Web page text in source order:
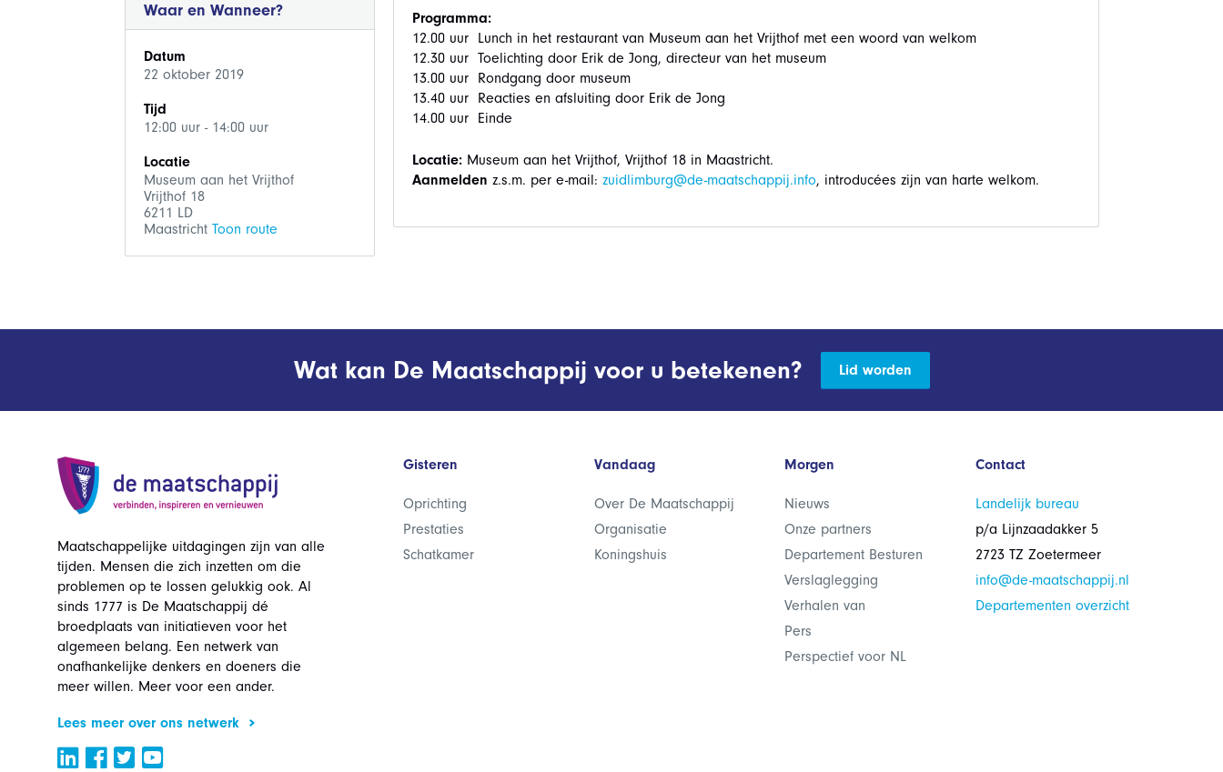
Waar en Wanneer?
Datum
22 oktober 2019
Tijd
12:00 uur - 14:00 uur
Locatie
Museum aan het Vrijthof
Vrijthof 18
6211 LD
Maastricht Toon route
Programma:
12.00 uur Lunch in het restaurant van Museum aan het Vrijthof met een woord van welkom
12.30 uur Toelichting door Erik de Jong, directeur van het museum
13.00 uur Rondgang door museum
13.40 uur Reacties en afsluiting door Erik de Jong
14.00 uur Einde
Locatie:Museum aan het Vrijthof, Vrijthof 18 in Maastricht.
Aanmelden z.s.m. per e-mail: zuidlimburg@de-maatschappij.info, introducées zijn van harte welkom.
Wat kan De Maatschappij voor u betekenen? Lid worden
Maatschappelijke uitdagingen zijn van alle
tijden. Mensen die zich inzetten om die
problemen op te lossen gelukkig ook. Al
sinds 1777 is De Maatschappij dé
broedplaats van initiatieven voor het
algemeen belang. Een netwerk van
onafhankelijke denkers en doeners die
meer willen. Meer voor een ander.
Lees meer over ons netwerk
Gisteren
Oprichting
Prestaties
Schatkamer
Vandaag
Over De Maatschappij
Organisatie
Koningshuis
Morgen
Nieuws
Onze partners
Departement Besturen
Verslaglegging
Verhalen van
Pers
Perspectief voor NL
Contact
Landelijk bureau
p/a Lijnzaadakker 5
2723 TZ Zoetermeer
info@de-maatschappij.nl
Departementen overzicht